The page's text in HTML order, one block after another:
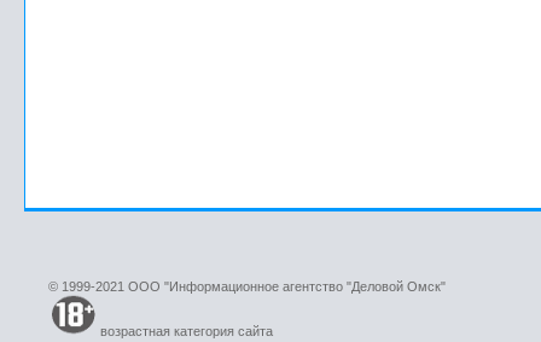
© 1999-2021 ООО "Информационное агентство "Деловой Омск"
возрастная категория сайта